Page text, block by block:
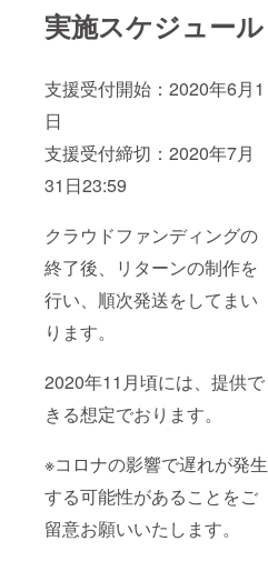
実施スケジュール
支援受付開始：2020年6月1
日
支援受付締切：2020年7月
31日23:59
クラウドファンディングの
終了後、リターンの制作を
行い、順次発送をしてまい
ります。
2020年11月頃には、提供で
きる想定でおります。
※コロナの影響で遅れが発生
する可能性があることをご
留意お願いいたします。